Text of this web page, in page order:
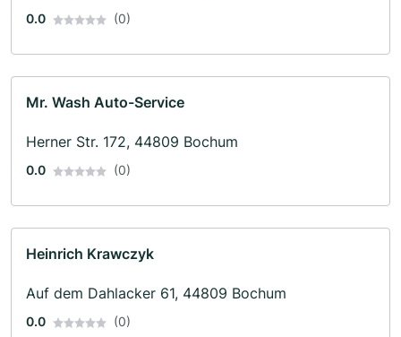
0.0 (0)
Mr. Wash Auto-Service
Herner Str. 172, 44809 Bochum
0.0 (0)
Heinrich Krawczyk
Auf dem Dahlacker 61, 44809 Bochum
0.0 (0)